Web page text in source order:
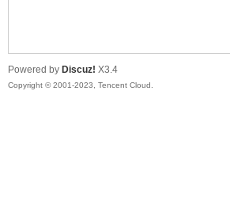
Powered by Discuz! X3.4
Copyright © 2001-2023, Tencent Cloud.